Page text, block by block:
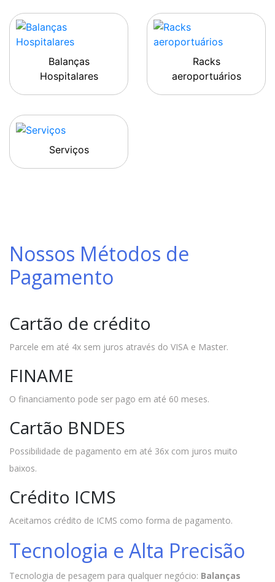
Balanças
Hospitalares
Racks
aeroportuários
Serviços
Nossos Métodos de
Pagamento
Cartão de crédito
Parcele em até 4x sem juros através do VISA e Master.
FINAME
O financiamento pode ser pago em até 60 meses.
Cartão BNDES
Possibilidade de pagamento em até 36x com juros muito
baixos.
Crédito ICMS
Aceitamos crédito de ICMS como forma de pagamento.
Tecnologia e Alta Precisão
Tecnologia de pesagem para qualquer negócio: Balanças